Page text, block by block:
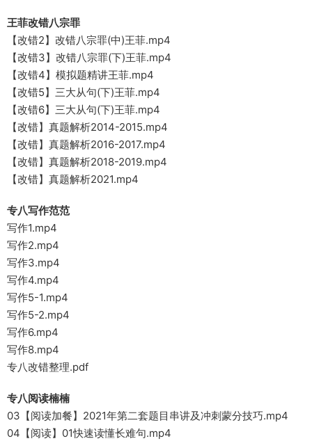
王菲改错八宗罪
【改错2】改错八宗罪(中)王菲.mp4
【改错3】改错八宗罪(下)王菲.mp4
【改错4】模拟题精讲王菲.mp4
【改错5】三大从句(下)王菲.mp4
【改错6】三大从句(下)王菲.mp4
【改错】真题解析2014-2015.mp4
【改错】真题解析2016-2017.mp4
【改错】真题解析2018-2019.mp4
【改错】真题解析2021.mp4
专八写作范范
写作1.mp4
写作2.mp4
写作3.mp4
写作4.mp4
写作5-1.mp4
写作5-2.mp4
写作6.mp4
写作8.mp4
专八改错整理.pdf
专八阅读楠楠
03【阅读加餐】2021年第二套题目串讲及冲刺蒙分技巧.mp4
04【阅读】01快速读懂长难句.mp4